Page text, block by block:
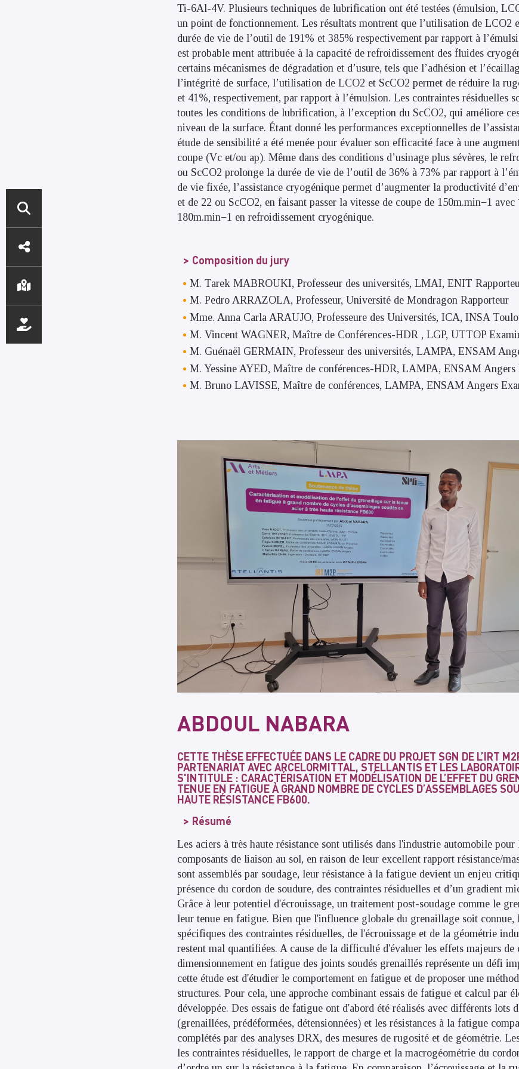
ACCÈS
DIRECTS
Ti-6Al-4V. Plusieurs techniques de lubrification ont été testées (émulsion,
un point de fonctionnement. Les résultats montrent que l’utilisation de LCO2
durée de vie de l’outil de 191% et 385% respectivement par rapport à
est probable ment attribuée à la capacité de refroidissement des fluides
certains mécanismes de dégradation et d’usure, tels que l’adhésion et
l’intégrité de surface, l’utilisation de LCO2 et ScCO2 permet de réduire la
et 41%, respectivement, par rapport à l’émulsion. Les contraintes résiduelles
toutes les conditions de lubrification, à l’exception du ScCO2, qui améliore
niveau de la surface. Étant donné les performances exceptionnelles de
étude de sensibilité a été menée pour évaluer son efficacité face à une
coupe (Vc et/ou ap). Même dans des conditions d’usinage plus sévères, le
ou ScCO2 prolonge la durée de vie de l’outil de 36% à 73% par rapport à
de vie fixée, l’assistance cryogénique permet d’augmenter la productivité
et de 22 ou ScCO2, en faisant passer la vitesse de coupe de 150m.min−1 avec
180m.min−1 en refroidissement cryogénique.
Composition du jury
M. Tarek MABROUKI, Professeur des universités, LMAI, ENIT
M. Pedro ARRAZOLA, Professeur, Université de Mondragon Rapporteur
Mme. Anna Carla ARAUJO, Professeure des Universités, ICA, INSA
M. Vincent WAGNER, Maître de Conférences-HDR , LGP, UTTOP
M. Guénaël GERMAIN, Professeur des universités, LAMPA, ENSAM
M. Yessine AYED, Maître de conférences-HDR, LAMPA, ENSAM Angers
M. Bruno LAVISSE, Maître de conférences, LAMPA, ENSAM Angers
ABDOUL NABARA
CETTE THÈSE EFFECTUÉE DANS LE CADRE DU PROJET SGN DE L’IRT
PARTENARIAT AVEC ARCELORMITTAL, STELLANTIS ET LES
S'INTITULE : CARACTÉRISATION ET MODÉLISATION DE L’EFFET DU
TENUE EN FATIGUE À GRAND NOMBRE DE CYCLES D’ASSEMBLAGES
HAUTE RÉSISTANCE FB600.
Résumé
Les aciers à très haute résistance sont utilisés dans l'industrie automobile
composants de liaison au sol, en raison de leur excellent rapport résistance/
sont assemblés par soudage, leur résistance à la fatigue devient un enjeu
présence du cordon de soudure, des contraintes résiduelles et d’un gradient
Grâce à leur potentiel d'écrouissage, un traitement post-soudage comme le
leur tenue en fatigue. Bien que l'influence globale du grenaillage soit connue,
spécifiques des contraintes résiduelles, de l'écrouissage et de la géométrie
restent mal quantifiées. A cause de la difficulté d'évaluer les effets majeurs de
dimensionnement en fatigue des joints soudés grenaillés représente un défi
cette étude est d'étudier le comportement en fatigue et de proposer une
structures. Pour cela, une approche combinant essais de fatigue et calcul par
développée. Des essais de fatigue ont d'abord été réalisés avec différents lots
(grenaillées, prédéformées, détensionnées) et les résistances à la fatigue
complétés par des analyses DRX, des mesures de rugosité et de géométrie.
les contraintes résiduelles, le rapport de charge et la macrogéométrie du